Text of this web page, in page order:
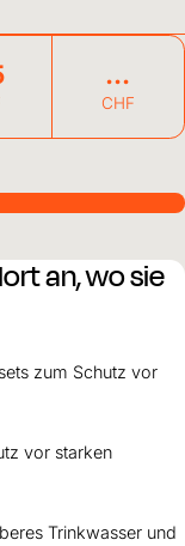
CHF
an, wo sie
zum Schutz vor
vor starken
Trinkwasser und